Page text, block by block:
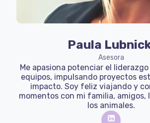
Paula
Asesora
Me apasiona potenciar el
equipos, impulsando proyectos
impacto. Soy feliz viajando y
momentos con mi familia, amigos,
los animales.